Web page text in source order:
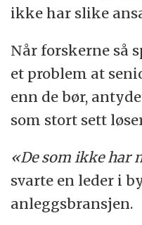
ikke har slike
Når forskerne så
et problem at
enn de bør,
som stort sett
«De som ikke har
svarte en leder i
anleggsbransjen.